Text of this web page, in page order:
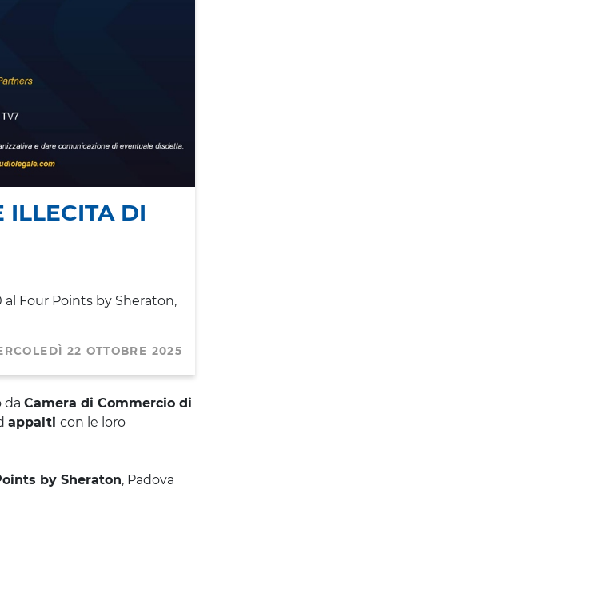
ILLECITA DI
al Four Points by Sheraton,
22 OTTOBRE 2025
da Camera di Commercio di
appalti con le loro
by Sheraton, Padova